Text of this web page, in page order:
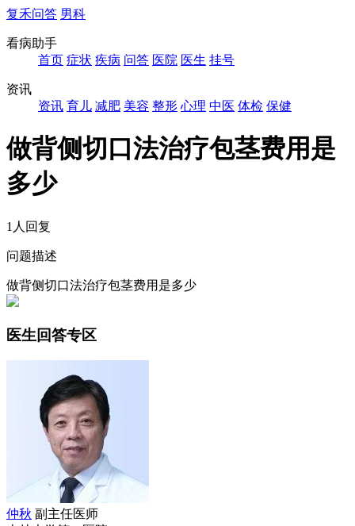
复禾问答 男科
看病助手
首页 症状 疾病 问答 医院 医生 挂号
资讯
资讯 育儿 减肥 美容 整形 心理 中医 体检 保健
做背侧切口法治疗包茎费用是
多少
1人回复
问题描述
做背侧切口法治疗包茎费用是多少
医生回答专区
仲秋 副主任医师